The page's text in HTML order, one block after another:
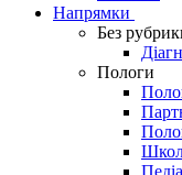
Напрямки
Без
Пологи